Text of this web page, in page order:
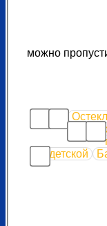
можно
детской